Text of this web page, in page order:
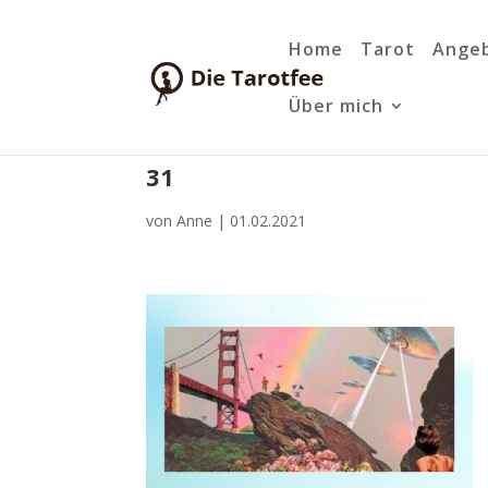
Home Tarot
Über mich
31
vonAnne | 01.02.2021